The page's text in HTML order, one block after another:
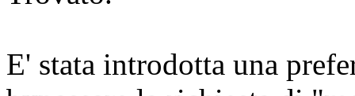
E' stata introdotta una